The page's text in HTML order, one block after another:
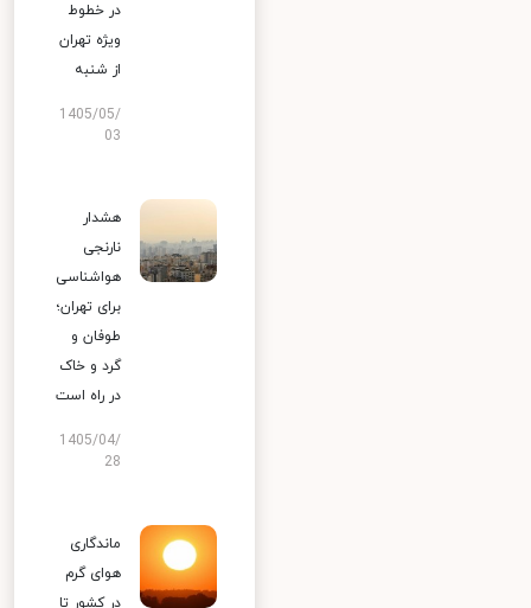
در خطوط
ویژه تهران
از شنبه
1405/05/
03
هشدار
نارنجی
هواشناسی
برای تهران؛
طوفان و
گرد و خاک
در راه است
1405/04/
28
ماندگاری
هوای گرم
در کشور تا